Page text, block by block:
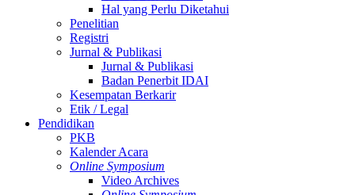
Hal yang Perlu Diketahui
Penelitian
Registri
Jurnal & Publikasi
Jurnal & Publikasi
Badan Penerbit IDAI
Kesempatan Berkarir
Etik / Legal
Pendidikan
PKB
Kalender Acara
Online Symposium
Video Archives